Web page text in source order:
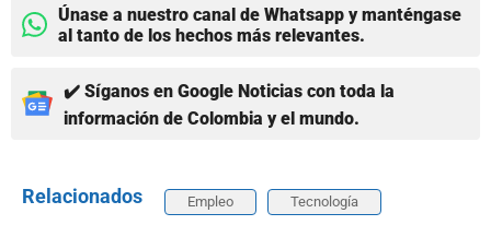
Únase a nuestro canal de Whatsapp y manténgase
al tanto de los hechos más relevantes.
✔️ Síganos en Google Noticias con toda la
información de Colombia y el mundo.
Relacionados Empleo Tecnología